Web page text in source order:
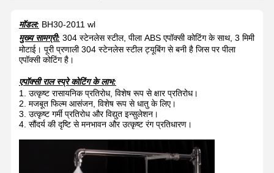
मॉडल: BH30-2011 wl
मुख्य सामग्री: 304 स्टेनलेस स्टील, पीला ABS एपॉक्सी कोटिंग के साथ, 3 मिमी
मोटाई। पूरी प्रणाली 304 स्टेनलेस स्टील ट्यूबिंग से बनी है जिस पर पीला
एपॉक्सी कोटिंग है।
एपॉक्सी राल स्प्रे कोटिंग के लाभ:
1. उत्कृष्ट रासायनिक प्रतिरोध, विशेष रूप से क्षार प्रतिरोध।
2. मजबूत फिल्म आसंजन, विशेष रूप से धातु के लिए।
3. उत्कृष्ट गर्मी प्रतिरोध और विद्युत इन्सुलेशन।
4. सौंदर्य की दृष्टि से मनभावन और उत्कृष्ट रंग प्रतिधारण।